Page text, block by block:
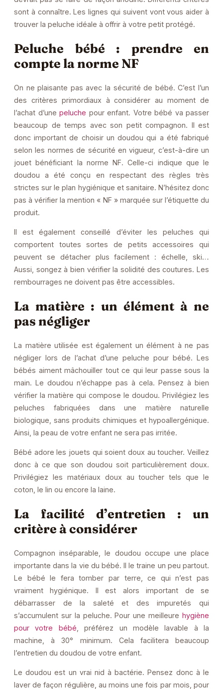
sont à connaître. Les lignes qui suivent vont vous aider à
trouver la peluche idéale à offrir à votre petit protégé.
Peluche bébé : prendre en
compte la norme NF
On ne plaisante pas avec la sécurité de bébé. C’est l’un
des critères primordiaux à considérer au moment de
l’achat d’une peluche pour enfant. Votre bébé va passer
beaucoup de temps avec son petit compagnon. Il est
donc important de choisir un doudou qui a été fabriqué
selon les normes de sécurité en vigueur, c’est-à-dire un
jouet bénéficiant la norme NF. Celle-ci indique que le
doudou a été conçu en respectant des règles très
strictes sur le plan hygiénique et sanitaire. N’hésitez donc
pas à vérifier la mention « NF » marquée sur l’étiquette du
produit.
Il est également conseillé d’éviter les peluches qui
comportent toutes sortes de petits accessoires qui
peuvent se détacher plus facilement : échelle, ski…
Aussi, songez à bien vérifier la solidité des coutures. Les
rembourrages ne doivent pas être accessibles.
La matière : un élément à ne
pas négliger
La matière utilisée est également un élément à ne pas
négliger lors de l’achat d’une peluche pour bébé. Les
bébés aiment mâchouiller tout ce qui leur passe sous la
main. Le doudou n’échappe pas à cela. Pensez à bien
vérifier la matière qui compose le doudou. Privilégiez les
peluches fabriquées dans une matière naturelle
biologique, sans produits chimiques et hypoallergénique.
Ainsi, la peau de votre enfant ne sera pas irritée.
Bébé adore les jouets qui soient doux au toucher. Veillez
donc à ce que son doudou soit particulièrement doux.
Privilégiez les matériaux doux au toucher tels que le
coton, le lin ou encore la laine.
La facilité d’entretien : un
critère à considérer
Compagnon inséparable, le doudou occupe une place
importante dans la vie du bébé. Il le traine un peu partout.
Le bébé le fera tomber par terre, ce qui n’est pas
vraiment hygiénique. Il est alors important de se
débarrasser de la saleté et des impuretés qui
s’accumulent sur la peluche. Pour une meilleure hygiène
pour votre bébé , préférez un modèle lavable à la
machine, à 30° minimum. Cela facilitera beaucoup
l’entretien du doudou de votre enfant.
Le doudou est un vrai nid à bactérie. Pensez donc à le
laver de façon régulière, au moins une fois par mois, pour